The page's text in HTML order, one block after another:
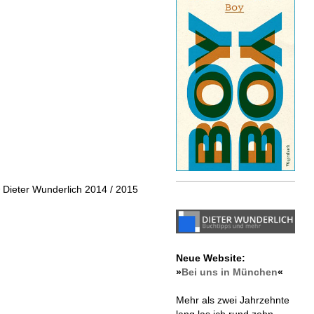
Wunderlich 2014 / 2015
Neue Website:
»Bei uns in München«
Mehr als zwei Jahrzehnte